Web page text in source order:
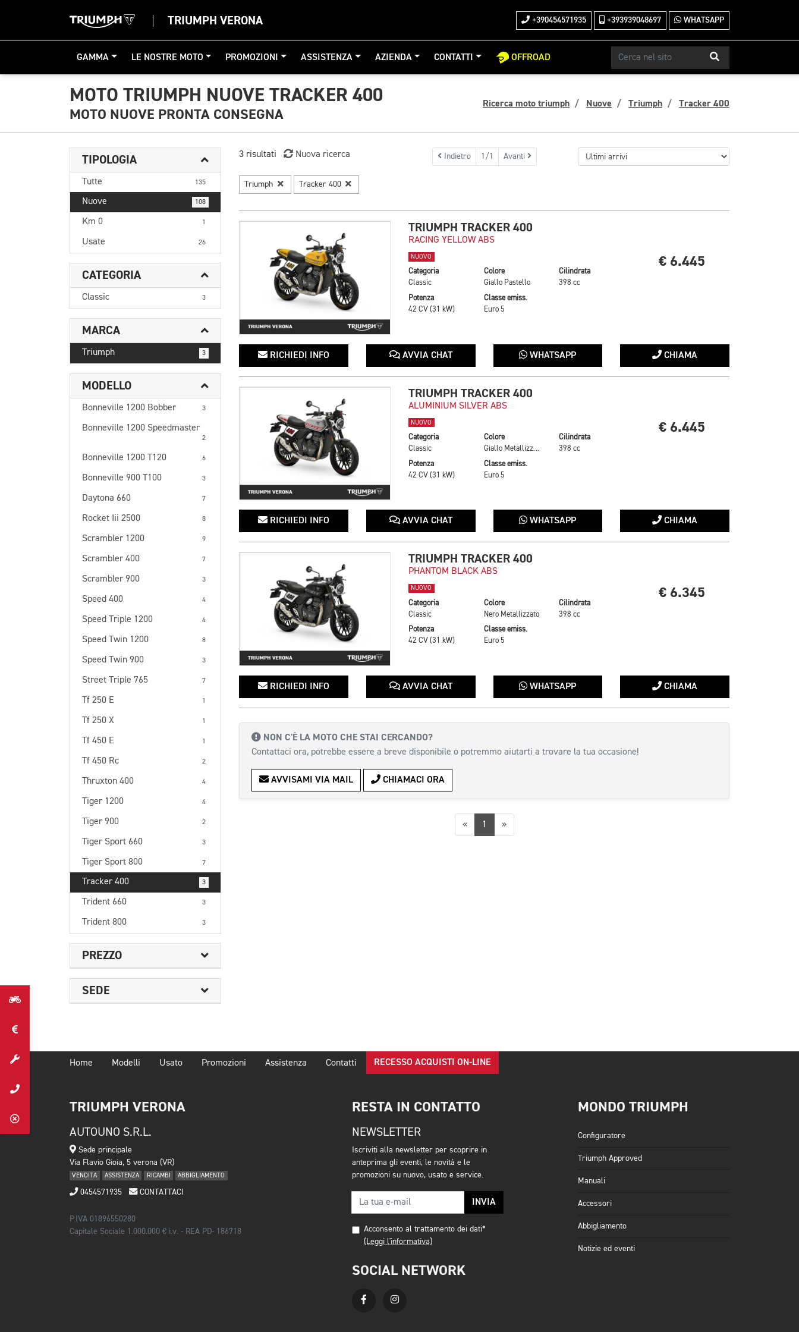
TRIUMPH VERONA +390454571935 +393939048697 WHATSAPP
GAMMA LE NOSTRE MOTO PROMOZIONI ASSISTENZA AZIENDA CONTATTI OFFROAD
MOTO TRIUMPH NUOVE TRACKER 400
MOTO NUOVE PRONTA CONSEGNA
Ricerca moto triumph Nuove Triumph Tracker 400
TIPOLOGIA
Tutte 135
Nuove 108
Km 0 1
Usate 26
CATEGORIA
Classic 3
MARCA
Triumph 3
MODELLO
Bonneville 1200 Bobber 3
Bonneville 1200 Speedmaster
2
Bonneville 1200 T120 6
Bonneville 900 T100 3
Daytona 660 7
Rocket Iii 2500 8
Scrambler 1200 9
Scrambler 400 7
Scrambler 900 3
Speed 400 4
Speed Triple 1200 4
Speed Twin 1200 8
Speed Twin 900 3
Street Triple 765 7
Tf 250 E 1
Tf 250 X 1
Tf 450 E 1
Tf 450 Rc 2
Thruxton 400 4
Tiger 1200 4
Tiger 900 2
Tiger Sport 660 3
Tiger Sport 800 7
Tracker 400 3
Trident 660 3
Trident 800 3
PREZZO
SEDE
3 risultati Nuova ricerca Indietro 1/1 Avanti
Triumph Tracker 400
TRIUMPH TRACKER 400
RACING YELLOW ABS
NUOVO
Categoria
Classic
Colore
Giallo Pastello
Cilindrata
398 cc
Potenza
42 CV (31 kW)
Classe emiss.
Euro 5
€ 6.445
RICHIEDI INFO AVVIA CHAT WHATSAPP CHIAMA
TRIUMPH TRACKER 400
ALUMINIUM SILVER ABS
NUOVO
Categoria
Classic
Colore
Giallo Metallizzato
Cilindrata
398 cc
Potenza
42 CV (31 kW)
Classe emiss.
Euro 5
€ 6.445
RICHIEDI INFO AVVIA CHAT WHATSAPP CHIAMA
TRIUMPH TRACKER 400
PHANTOM BLACK ABS
NUOVO
Categoria
Classic
Colore
Nero Metallizzato
Cilindrata
398 cc
Potenza
42 CV (31 kW)
Classe emiss.
Euro 5
€ 6.345
RICHIEDI INFO AVVIA CHAT WHATSAPP CHIAMA
NON C'È LA MOTO CHE STAI CERCANDO?
Contattaci ora, potrebbe essere a breve disponibile o potremmo aiutarti a trovare la tua occasione!
AVVISAMI VIA MAIL CHIAMACI ORA
«Precedente
1 »Successiva
Home Modelli Usato Promozioni Assistenza Contatti RECESSO ACQUISTI ON-LINE
TRIUMPH VERONA
AUTOUNO S.R.L.
Sede principale
Via Flavio Gioia, 5 verona (VR)
VENDITA ASSISTENZA RICAMBI ABBIGLIAMENTO
0454571935 CONTATTACI
P.IVA 01896550280
Capitale Sociale 1.000.000 € i.v. - REA PD- 186718
RESTA IN CONTATTO
NEWSLETTER
Iscriviti alla newsletter per scoprire in
anteprima gli eventi, le novità e le
promozioni su nuovo, usato e service.
INVIA
Acconsento al trattamento dei dati*
(Leggi l'informativa)
SOCIAL NETWORK
MONDO TRIUMPH
Configuratore
Triumph Approved
Manuali
Accessori
Abbigliamento
Notizie ed eventi